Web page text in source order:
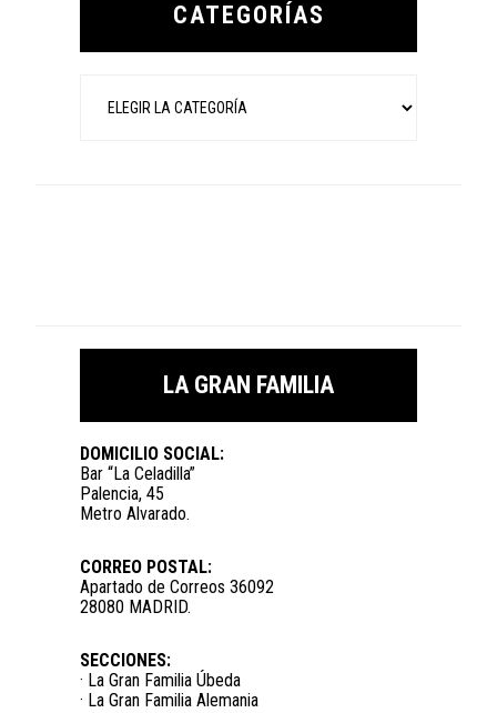
CATEGORÍAS
LA GRAN FAMILIA
DOMICILIO SOCIAL:
Bar “La Celadilla”
Palencia, 45
Metro Alvarado.
CORREO POSTAL:
Apartado de Correos 36092
28080 MADRID.
SECCIONES:
· La Gran Familia Úbeda
· La Gran Familia Alemania